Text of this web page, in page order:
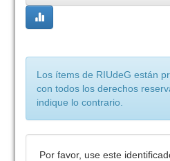
Los ítems de RIUdeG están
con todos los derechos
indique lo contrario.
Por favor, use este